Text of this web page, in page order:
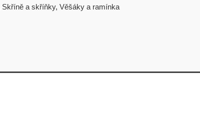
Skříně a skříňky, Věšáky a ramínka